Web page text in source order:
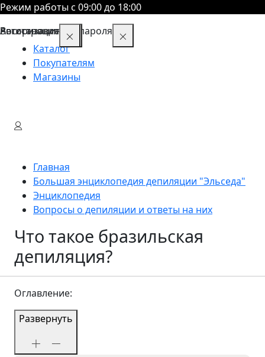
Режим работы с 09:00 до 18:00
Каталог
Покупателям
Магазины
Главная
Большая энциклопедия депиляции "Эльседа"
Энциклопедия
Вопросы о депиляции и ответы на них
Что такое бразильская
депиляция?
Оглавление:
Развернуть
Восстановление пароля
Авторизация
Регистрация